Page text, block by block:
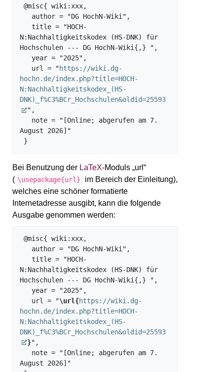
N:Nachhaltigkeitskodex (HS-DNK) für
Hochschulen --- DG HochN-Wiki{,} ",
   url = "
https://wiki.dg-
hochn.de/index.php?title=HOCH-
N:Nachhaltigkeitskodex_(HS-
DNK)_f%C3%BCr_Hochschulen&oldid=25593
",
August 2026]"
Bei Benutzung der LaTeX-Moduls „url“
( \usepackage{url}
im Bereich der Einleitung),
welches eine schöner formatierte
Internetadresse ausgibt, kann die folgende
Ausgabe genommen werden:
N:Nachhaltigkeitskodex (HS-DNK) für
Hochschulen --- DG HochN-Wiki{,} ",
   url = "
\url{https://wiki.dg-
hochn.de/index.php?title=HOCH-
N:Nachhaltigkeitskodex_(HS-
DNK)_f%C3%BCr_Hochschulen&oldid=25593
}",
August 2026]"